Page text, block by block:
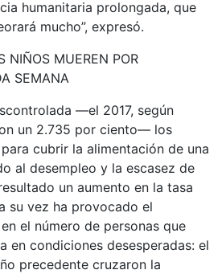
humanitaria prolongada, que
mucho”, expresó.
NIÑOS MUEREN POR
SEMANA
—el 2017, según
un 2.735 por ciento— los
cubrir la alimentación de una
al desempleo y la escasez de
un aumento en la tasa
su vez ha provocado el
el número de personas que
en condiciones desesperadas: el
precedente cruzaron la